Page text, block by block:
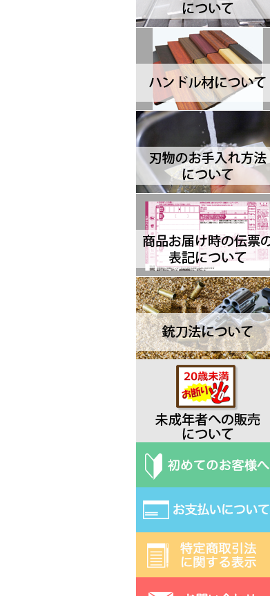
BRK Designed by ESEE ブルリ
ッジナイフデザイン エスイー
Browning ブローニング
Buck バック
Camillus カミラス
Casstrom カストロム
CIVIVI シビビ
Bastinelli Creations バスティネ
リ
Cold Steel コールドスチール
Coleman コールマン
Condor コンドル
CRKT シーアールケーティ
CJRB シージェイアールビー
Cudeman ク―ドマン
Dawson ドーソン
Deejo ディージョ
EKA エカ
Elk Ridge エルクリッジ
ESEE エスイー
Exotac エクソタック
Fred Perrin フレッド・ペラン
Fobos Knives フォボス
Extrema Ratio エクストラマ ラ
ティオ
Fallkniven ファルクニーベン
Gerber ガーバー
Halfbreed Blades ハーフブリー
ドブレード
Hibben ヒビン